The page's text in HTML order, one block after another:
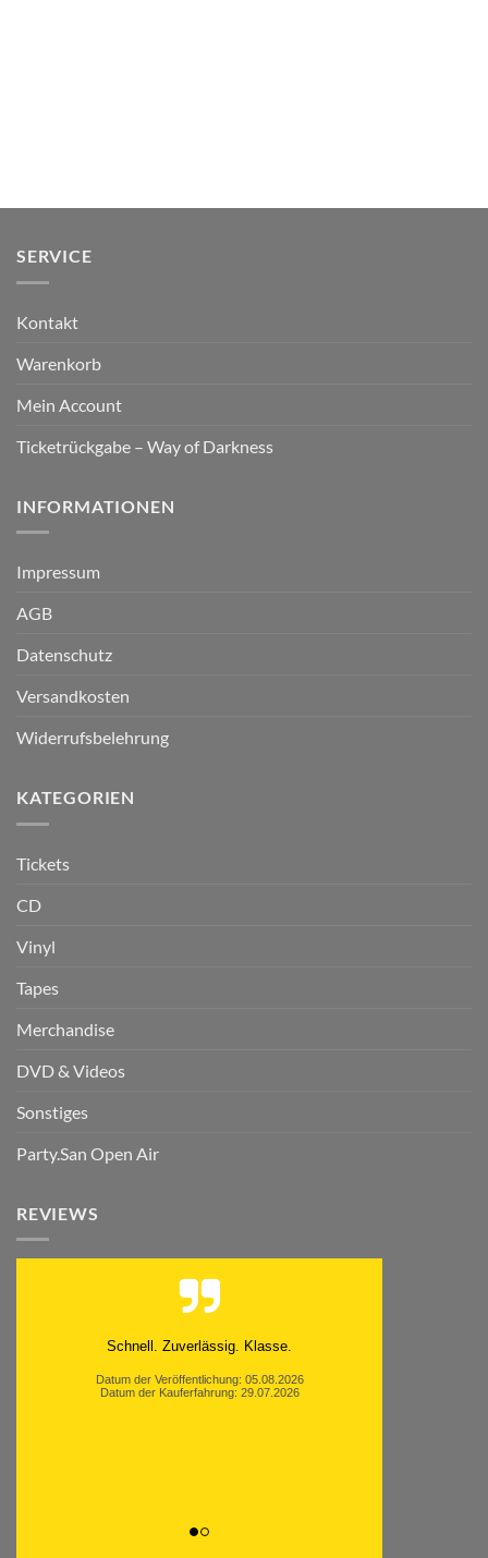
SERVICE
Kontakt
Warenkorb
Mein Account
Ticketrückgabe – Way of Darkness
INFORMATIONEN
Impressum
AGB
Datenschutz
Versandkosten
Widerrufsbelehrung
KATEGORIEN
Tickets
CD
Vinyl
Tapes
Merchandise
DVD & Videos
Sonstiges
Party.San Open Air
REVIEWS
Schnell. Zuverlässig. Klasse.
Datum der Veröffentlichung: 05.08.2026
Datum der Kauferfahrung: 29.07.2026